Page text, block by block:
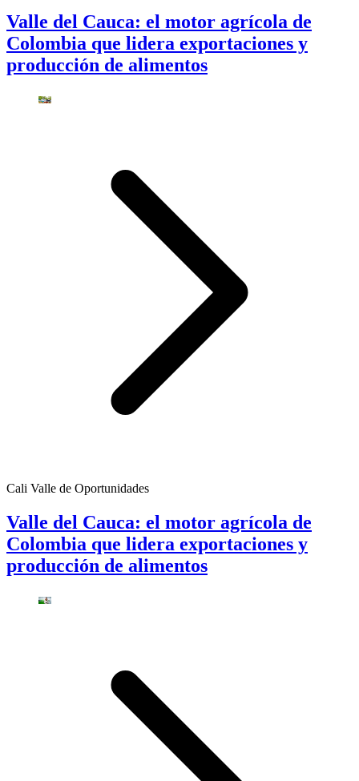
Valle del Cauca: el motor agrícola de
Colombia que lidera exportaciones y
producción de alimentos
Cali Valle de Oportunidades
Valle del Cauca: el motor agrícola de
Colombia que lidera exportaciones y
producción de alimentos